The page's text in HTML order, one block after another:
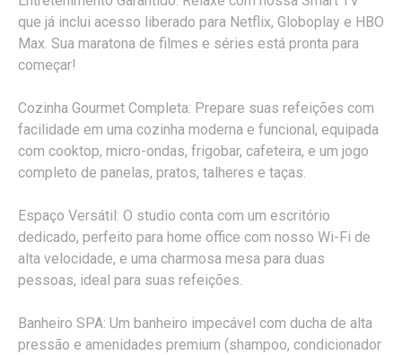
que já inclui acesso liberado para Netflix, Globoplay e HBO
Max. Sua maratona de filmes e séries está pronta para
começar!
Cozinha Gourmet Completa: Prepare suas refeições com
facilidade em uma cozinha moderna e funcional, equipada
com cooktop, micro-ondas, frigobar, cafeteira, e um jogo
completo de panelas, pratos, talheres e taças.
Espaço Versátil: O studio conta com um escritório
dedicado, perfeito para home office com nosso Wi-Fi de
alta velocidade, e uma charmosa mesa para duas
pessoas, ideal para suas refeições.
Banheiro SPA: Um banheiro impecável com ducha de alta
pressão e amenidades premium (shampoo, condicionador